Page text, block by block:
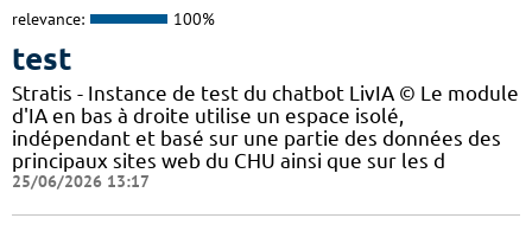
relevance: 100%
test
Stratis - Instance de test du chatbot LivIA © Le module
d'IA en bas à droite utilise un espace isolé,
indépendant et basé sur une partie des données des
principaux sites web du CHU ainsi que sur les d
25/06/2026 13:17